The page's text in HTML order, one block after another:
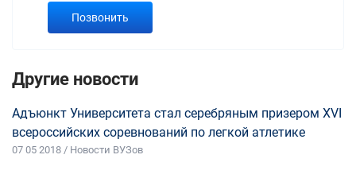
Позвонить
Другие новости
Адъюнкт Университета стал серебряным призером ХVI
всероссийских соревнований по легкой атлетике
07 05 2018 / Новости ВУЗов